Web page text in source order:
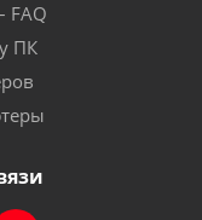
FAQ
ПК